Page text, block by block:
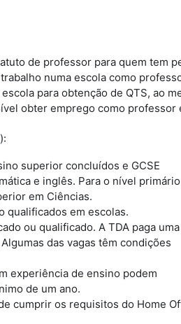
de professor para quem tem
numa escola como
para obtenção de QTS, ao
obter emprego como professor
superior concluídos e GCSE
e inglês. Para o nível primário
em Ciências.
qualificados em escolas.
ou qualificado. A TDA paga
das vagas têm condições
experiência de ensino podem
de um ano.
cumprir os requisitos do Home